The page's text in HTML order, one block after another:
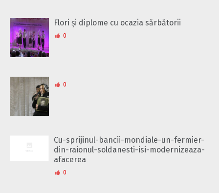
Flori și diplome cu ocazia sărbătorii
0
0
Cu-sprijinul-bancii-mondiale-un-fermier-
din-raionul-soldanesti-isi-modernizeaza-
afacerea
0